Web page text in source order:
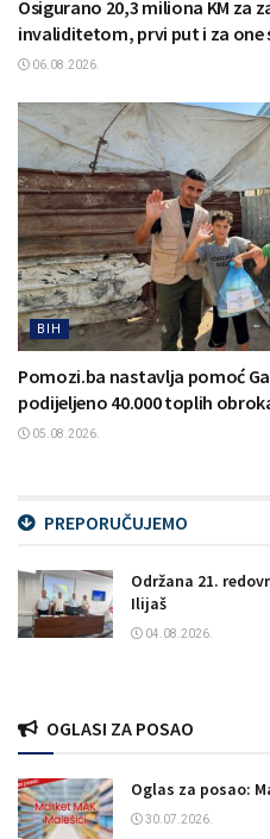
Osigurano 20,3 miliona KM za
invaliditetom, prvi put i za
06.08.2026.
BIH
Pomozi.ba nastavlja pomoć
podijeljeno 40.000 toplih
05.08.2026.
PREPORUČUJEMO
Održana 21.
Ilijaš
04.08.2026.
OGLASI ZA POSAO
Oglas za posao:
30.07.2026.